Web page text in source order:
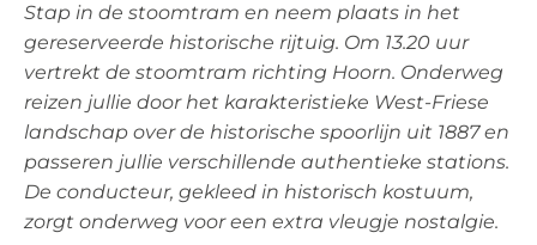
Stap in de stoomtram en neem plaats in het
gereserveerde historische rijtuig. Om 13.20 uur
vertrekt de stoomtram richting Hoorn. Onderweg
reizen jullie door het karakteristieke West-Friese
landschap over de historische spoorlijn uit 1887 en
passeren jullie verschillende authentieke stations.
De conducteur, gekleed in historisch kostuum,
zorgt onderweg voor een extra vleugje nostalgie.